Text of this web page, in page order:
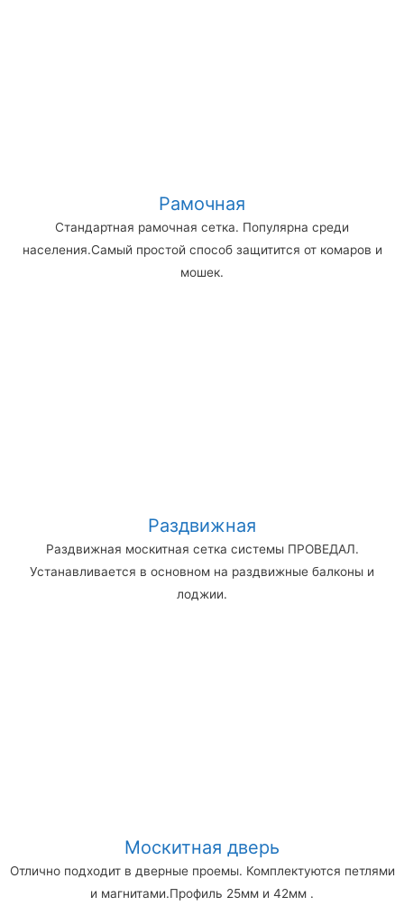
Рамочная
Стандартная рамочная сетка. Популярна среди
населения.Самый простой способ защитится от комаров и
мошек.
Раздвижная
Раздвижная москитная сетка системы ПРОВЕДАЛ.
Устанавливается в основном на раздвижные балконы и
лоджии.
Москитная дверь
Отлично подходит в дверные проемы. Комплектуются петлями
и магнитами.Профиль 25мм и 42мм .